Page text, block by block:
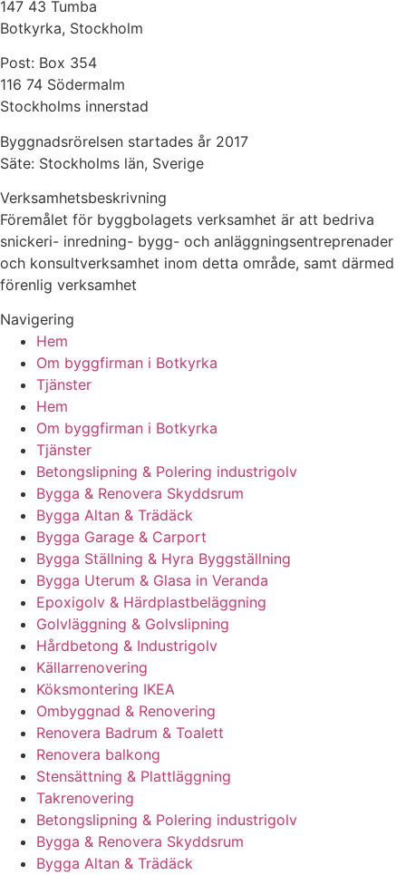
147 43 Tumba
Botkyrka, Stockholm
Post: Box 354
116 74 Södermalm
Stockholms innerstad
Byggnadsrörelsen startades år 2017
Säte: Stockholms län, Sverige
Verksamhetsbeskrivning
Föremålet för byggbolagets verksamhet är att bedriva
snickeri- inredning- bygg- och anläggningsentreprenader
och konsultverksamhet inom detta område, samt därmed
förenlig verksamhet
Navigering
Hem
Om byggfirman i Botkyrka
Tjänster
Hem
Om byggfirman i Botkyrka
Tjänster
Betongslipning & Polering industrigolv
Bygga & Renovera Skyddsrum
Bygga Altan & Trädäck
Bygga Garage & Carport
Bygga Ställning & Hyra Byggställning
Bygga Uterum & Glasa in Veranda
Epoxigolv & Härdplastbeläggning
Golvläggning & Golvslipning
Hårdbetong & Industrigolv
Källarrenovering
Köksmontering IKEA
Ombyggnad & Renovering
Renovera Badrum & Toalett
Renovera balkong
Stensättning & Plattläggning
Takrenovering
Betongslipning & Polering industrigolv
Bygga & Renovera Skyddsrum
Bygga Altan & Trädäck